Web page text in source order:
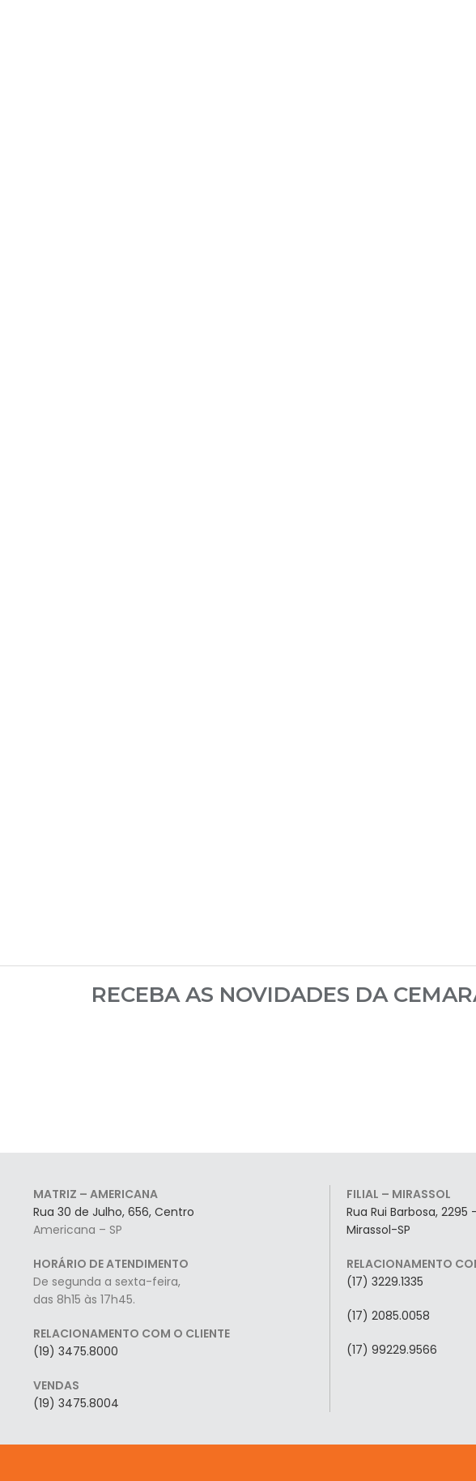
RECEBA AS NOVIDADES DA
MATRIZ – AMERICANA
Rua 30 de Julho, 656, Centro
Americana – SP
HORÁRIO DE ATENDIMENTO
De segunda a sexta-feira,
das 8h15 às 17h45.
RELACIONAMENTO COM O CLIENTE
(19) 3475.8000
VENDAS
(19) 3475.8004
FILIAL – MIRASSOL
Rua Rui Barbosa, 2295
Mirassol-SP
RELACIONAMENTO
(17) 3229.1335
(17) 2085.0058
(17) 99229.9566